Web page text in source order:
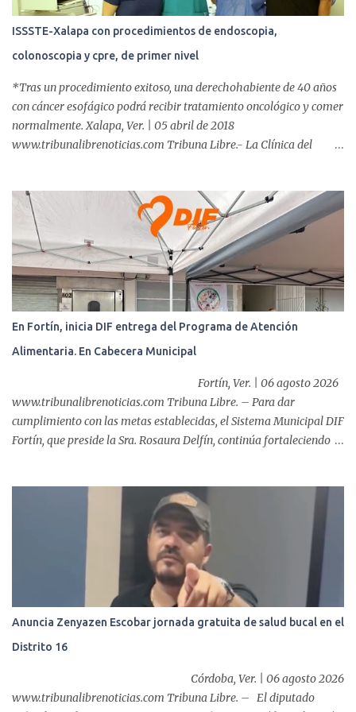
ISSSTE-Xalapa con procedimientos de endoscopia,
colonoscopia y cpre, de primer nivel
*Tras un procedimiento exitoso, una derechohabiente de 40 años
con cáncer esofágico podrá recibir tratamiento oncológico y comer
normalmente. Xalapa, Ver. | 05 abril de 2018
www.tribunalibrenoticias.com Tribuna Libre.- La Clínica del
incluyen endoscopia, colonoscopia y colangiopancreatografía
retrógrada endoscópica (CPRE), con equipo de alta tecnología de
videoendoscopia gástrica y con especialistas certificados. Además
se cuenta con endoscopios de última tecnología que permiten
diagnósticos con mayor certeza y sin dolor para el paciente, a
través de la atención de un equipo de profesionales
auxiliar y de enfermería. En esta semana, se realizó un nuevo caso
de éxito, pues a través de la colocación de un stent metálico
esofágico, una derechohabiente con un tumor en el ...
En Fortín, inicia DIF entrega del Programa de Atención
Alimentaria. En Cabecera Municipal
Fortín, Ver. | 06 agosto 2026
www.tribunalibrenoticias.com Tribuna Libre. – Para dar
cumplimiento con las metas establecidas, el Sistema Municipal DIF
Fortín, que preside la Sra. Rosaura Delfín, continúa fortaleciendo
Días y Primera Infancia” que inició este miércoles en la cabecera
municipal. Se trata de una estrategia que busca contribuir al
desarrollo y la nutrición de niñas, niños y mujeres en esta
importante etapa de vida. Durante la jornada, en la explanada del
Súper Ahorros, el director del organismo asistencial, Lic. Carlos
Adiel Pereda, realizó un recorrido por las sedes de entre...
Anuncia Zenyazen Escobar jornada gratuita de salud bucal en el
Distrito 16
Córdoba, Ver. | 06 agosto 2026
www.tribunalibrenoticias.com Tribuna Libre. – El diputado